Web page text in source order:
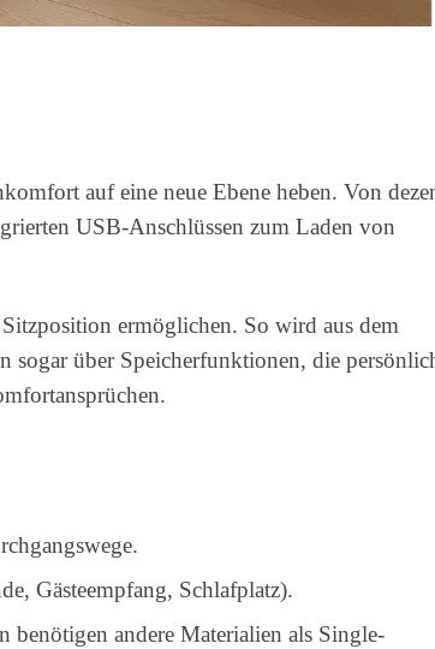
auf eine neue Ebene heben. Von
USB-Anschlüssen zum Laden von
ermöglichen. So wird aus dem
sogar über Speicherfunktionen, die
Gästeempfang, Schlafplatz).
benötigen andere Materialien als Single-